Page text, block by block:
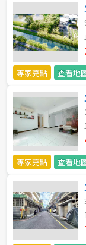
花蓮縣
金門連
不拘
1樓
3樓
5~10樓
21樓以上
格局
不拘
專家亮點
查看地
專家亮點
查看地